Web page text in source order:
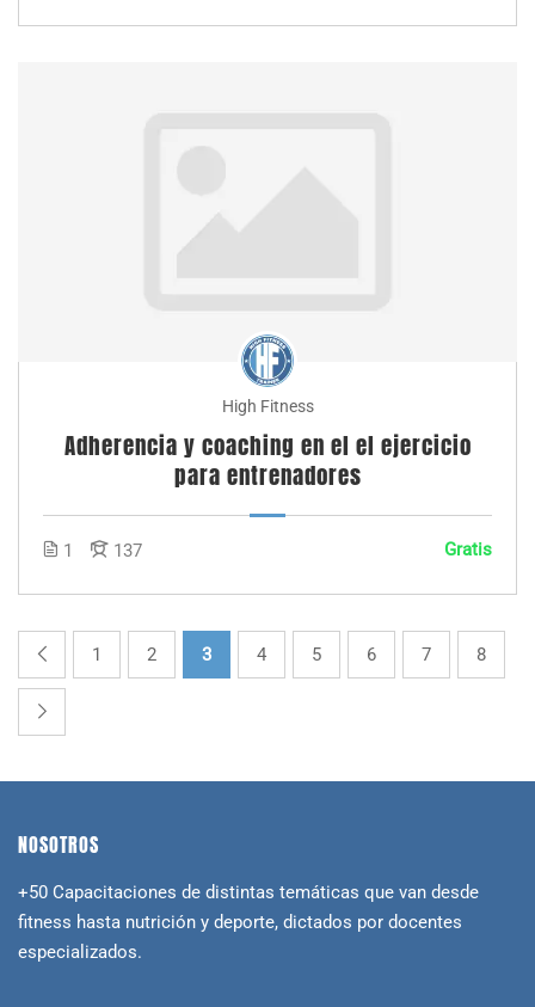
High Fitness
Adherencia y coaching en el el ejercicio
para entrenadores
1 137 Gratis
1 2 3 4 5 6 7 8
NOSOTROS
+50 Capacitaciones de distintas temáticas que van desde
fitness hasta nutrición y deporte, dictados por docentes
especializados.